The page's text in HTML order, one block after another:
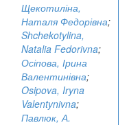
Щекотиліна,
Наталя Федорівна;
Shchekotylina,
Natalia Fedorivna;
Осіпова, Ірина
Валентинівна;
Osipova, Iryna
Valentynivna;
Павлюк, А.